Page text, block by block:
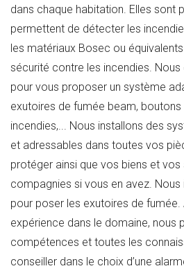
dans chaque habitation. Elles sont
permettent de détecter les
les matériaux Bosec ou
sécurité contre les incendies. Nous
pour vous proposer un système
exutoires de fumée beam,
incendies,... Nous installons des
et adressables dans toutes vos
protéger ainsi que vos biens et vos
compagnies si vous en avez.
pour poser les exutoires de fumée.
expérience dans le domaine, nous
compétences et toutes les
conseiller dans le choix d’une